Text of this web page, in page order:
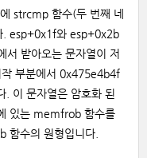
strcmp 함수(두 번째 네
. esp+0x1f와 esp+0x2b
받아오는 문자열이 저
부분에서 0x475e4b4f
. 이 문자열은 암호화 된
있는 memfrob 함수를
함수의 원형입니다.